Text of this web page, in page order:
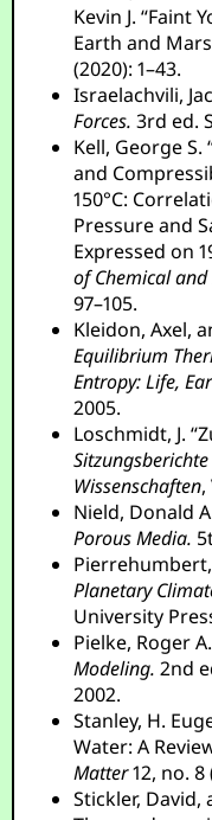
Kevin J. “Faint
Earth and
(2020): 1–43.
Israelachvili,
Forces. 3rd ed.
Kell, George S.
and
150°C:
Pressure and
Expressed on
of Chemical
97–105.
Kleidon, Axel,
Equilibrium
Entropy: Life,
2005.
Loschmidt, J.
Wissenschaften,
Nield, Donald
Porous Media.
Planetary
University
Pielke, Roger
Modeling. 2nd
2002.
Stanley, H.
Water: A
Matter12, no. 8
Stickler, David,